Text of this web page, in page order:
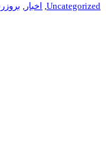
Uncategorized
, اخبار ,